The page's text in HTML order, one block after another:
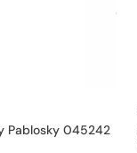
Pablosky 045242